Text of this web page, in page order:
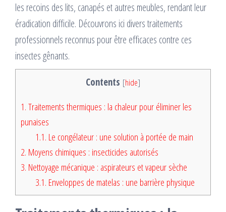
les recoins des lits, canapés et autres meubles, rendant leur
éradication difficile. Découvrons ici divers traitements
professionnels reconnus pour être efficaces contre ces
insectes gênants.
Contents [hide]
1.Traitements thermiques : la chaleur pour éliminer les
punaises
1.1. Le congélateur : une solution à portée de main
2. Moyens chimiques : insecticides autorisés
3. Nettoyage mécanique : aspirateurs et vapeur sèche
3.1. Enveloppes de matelas : une barrière physique